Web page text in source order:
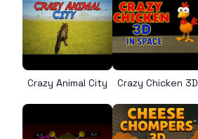
Crazy Animal City Crazy Chicken 3D